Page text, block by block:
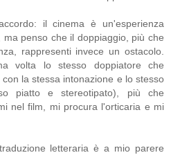
il cinema è un'esperienza
ma penso che il doppiaggio, più che
rappresenti invece un ostacolo.
volta lo stesso doppiatore che
la stessa intonazione e lo stesso
piatto e stereotipato), più che
nel film, mi procura l'orticaria e mi
letteraria è a mio parere